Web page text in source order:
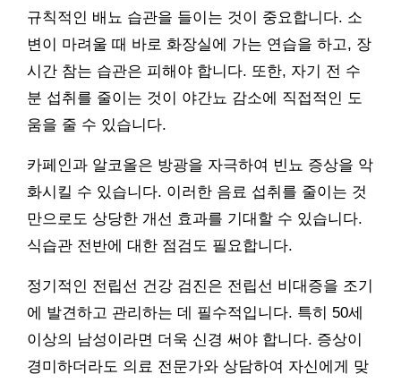
규칙적인 배뇨 습관을 들이는 것이 중요합니다. 소
변이 마려울 때 바로 화장실에 가는 연습을 하고, 장
시간 참는 습관은 피해야 합니다. 또한, 자기 전 수
분 섭취를 줄이는 것이 야간뇨 감소에 직접적인 도
움을 줄 수 있습니다.
카페인과 알코올은 방광을 자극하여 빈뇨 증상을 악
화시킬 수 있습니다. 이러한 음료 섭취를 줄이는 것
만으로도 상당한 개선 효과를 기대할 수 있습니다.
식습관 전반에 대한 점검도 필요합니다.
정기적인 전립선 건강 검진은 전립선 비대증을 조기
에 발견하고 관리하는 데 필수적입니다. 특히 50세
이상의 남성이라면 더욱 신경 써야 합니다. 증상이
경미하더라도 의료 전문가와 상담하여 자신에게 맞